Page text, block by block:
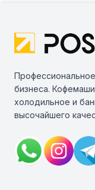
бизнеса.
холодильное и
высочайшего